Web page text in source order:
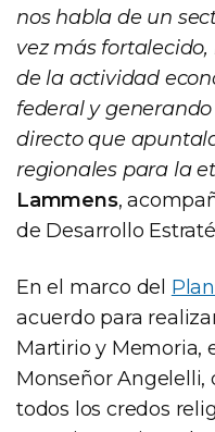
nos habla de un
vez más
de la actividad
federal y
directo que
regionales para la
Lammens,
de Desarrollo
En el marco del
acuerdo para
Martirio y Memoria,
Monseñor
todos los credos